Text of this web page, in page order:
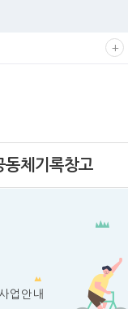
+확
대
동체기록창고
업안내